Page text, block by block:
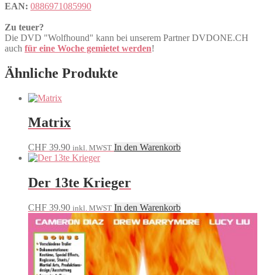
EAN: 0886971085990
Zu teuer?
Die DVD "Wolfhound" kann bei unserem Partner DVDONE.CH
auch für eine Woche gemietet werden!
Ähnliche Produkte
Matrix
CHF 39.90 inkl. MWST In den Warenkorb
Der 13te Krieger
CHF 39.90 inkl. MWST In den Warenkorb